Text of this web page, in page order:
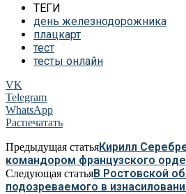
ТЕГИ
день железнодорожника
плацкарт
тест
тесты онлайн
VK
Telegram
WhatsApp
Распечатать
Предыдущая статьяКирилл
командором французского
Следующая статьяВ Ростовской
подозреваемого в